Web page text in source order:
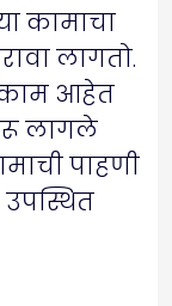
कामाचा
लागतो.
काम आहेत
लागले
पाहणी